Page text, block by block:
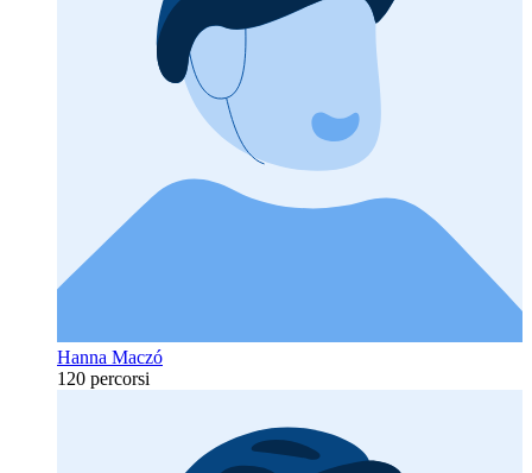
Hanna Maczó
120 percorsi